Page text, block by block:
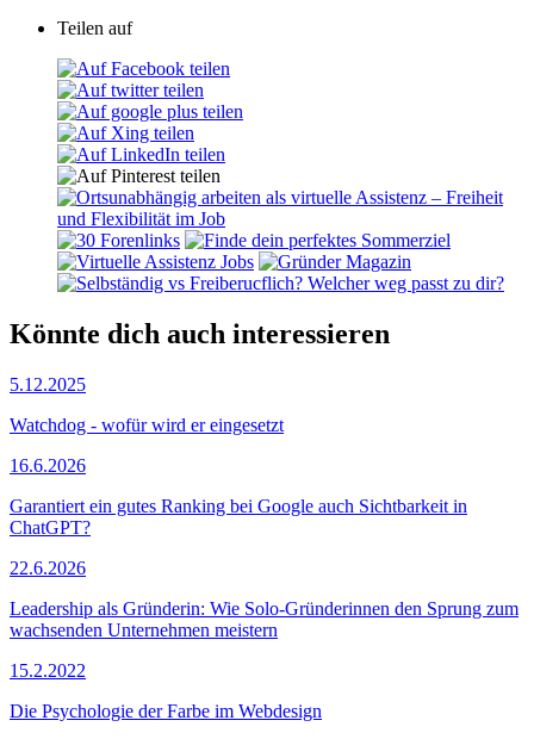
Teilen auf
Könnte dich auch interessieren
5.12.2025
Watchdog - wofür wird er eingesetzt
16.6.2026
Garantiert ein gutes Ranking bei Google auch Sichtbarkeit in
ChatGPT?
22.6.2026
Leadership als Gründerin: Wie Solo-Gründerinnen den Sprung zum
wachsenden Unternehmen meistern
15.2.2022
Die Psychologie der Farbe im Webdesign